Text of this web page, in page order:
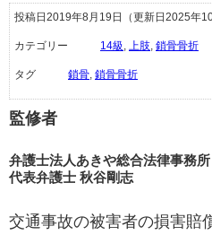
投稿日2019年8月19日 （更新日2025年
カテゴリー 14級, 上肢, 鎖骨骨折
タグ 鎖骨, 鎖骨骨折
監修者
弁護士法人あきや総合法律事務所
代表弁護士 秋谷剛志
交通事故の被害者の損害賠